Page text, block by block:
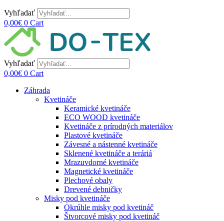
Vyhľadať
0,00€ 0 Cart
Vyhľadať
0,00€ 0 Cart
Záhrada
Kvetináče
Keramické kvetináče
ECO WOOD kvetináče
Kvetináče z prírodných materiálov
Plastové kvetináče
Závesné a nástenné kvetináče
Sklenené kvetináče a teráriá
Mrazuvdorné kvetináče
Magnetické kvetináče
Plechové obaly
Drevené debničky
Misky pod kvetináče
Okrúhle misky pod kvetináč
Štvorcové misky pod kvetináč